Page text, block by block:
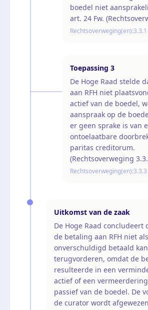
boedel niet
art. 24 Fw.
Rechtsoverweging(en):3.3.1
Toepassing 3
De Hoge Raad stelde
aan RFH niet
actief van de boedel,
aanspraak op de
er geen sprake is van
ontoelaatbare
paritas creditorum.
(Rechtsoverweging
Rechtsoverweging(en):3.3.3
Uitkomst van de zaak
De Hoge Raad concludeert
de betaling aan RFH niet als
onverschuldigd betaald kan
terugvorderen, omdat de
resulteerde in een
actief of een
passief van de boedel. De
de curator wordt